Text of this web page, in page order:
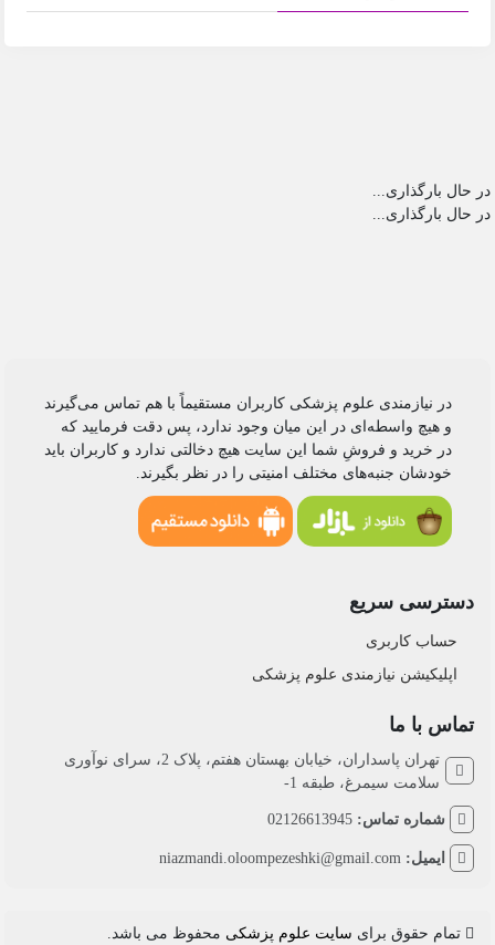
در حال بارگذاری...
در حال بارگذاری...
در نیازمندی علوم پزشکی کاربران مستقیماً با هم تماس می‌گیرند
و هیچ واسطه‌ای در این میان وجود ندارد، پس دقت فرمایید که
در خرید و فروشِ شما این سایت هیچ دخالتی ندارد و کاربران باید
خودشان جنبه‌های مختلف امنیتی را در نظر بگیرند.
دسترسی سریع
حساب کاربری
اپلیکیشن نیازمندی علوم پزشکی
تماس با ما
تهران پاسداران، خیابان بهستان هفتم، پلاک 2، سرای نوآوری
سلامت سیمرغ، طبقه 1-
شماره تماس:02126613945
ایمیل: niazmandi.oloompezeshki@gmail.com
تمام حقوق برای سایت علوم پزشکی محفوظ می باشد.